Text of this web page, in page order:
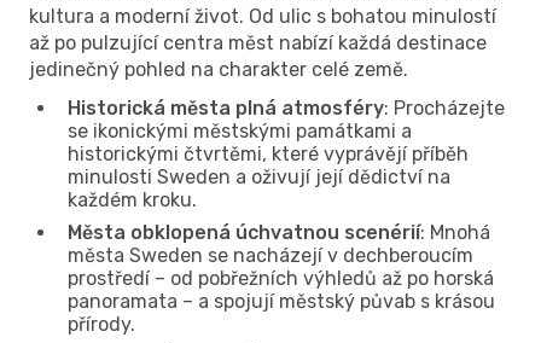
kultura a moderní život. Od ulic s bohatou minulostí
až po pulzující centra měst nabízí každá destinace
jedinečný pohled na charakter celé země.
Historická města plná atmosféry: Procházejte
se ikonickými městskými památkami a
historickými čtvrtěmi, které vyprávějí příběh
minulosti Sweden a oživují její dědictví na
každém kroku.
Města obklopená úchvatnou scenérií: Mnohá
města Sweden se nacházejí v dechberoucím
prostředí – od pobřežních výhledů až po horská
panoramata – a spojují městský půvab s krásou
přírody.